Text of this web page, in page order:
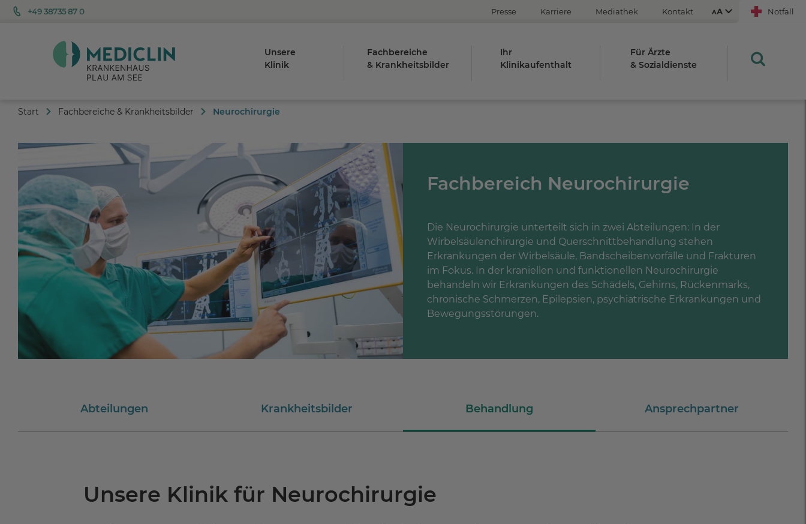
+49 38735 87 0 Presse Karriere Mediathek Kontakt
Minus-Taste (-)
0
Notfall
Unsere
Klinik
Fachbereiche
& Krankheitsbilder
Ihr
Klinikaufenthalt
Für Ärzte
& Sozialdienste
Start Fachbereiche & Krankheitsbilder Neurochirurgie
Fachbereich Neurochirurgie
Die Neurochirurgie unterteilt sich in zwei Abteilungen: In der
Wirbelsäulenchirurgie und Querschnittbehandlung stehen
Erkrankungen der Wirbelsäule, Bandscheibenvorfälle und Frakturen
im Fokus. In der kraniellen und funktionellen Neurochirurgie
behandeln wir Erkrankungen des Schädels, Gehirns, Rückenmarks,
chronische Schmerzen, Epilepsien, psychiatrische Erkrankungen und
Bewegungsstörungen.
Abteilungen Krankheitsbilder Behandlung Ansprechpartner
Unsere Klinik für Neurochirurgie